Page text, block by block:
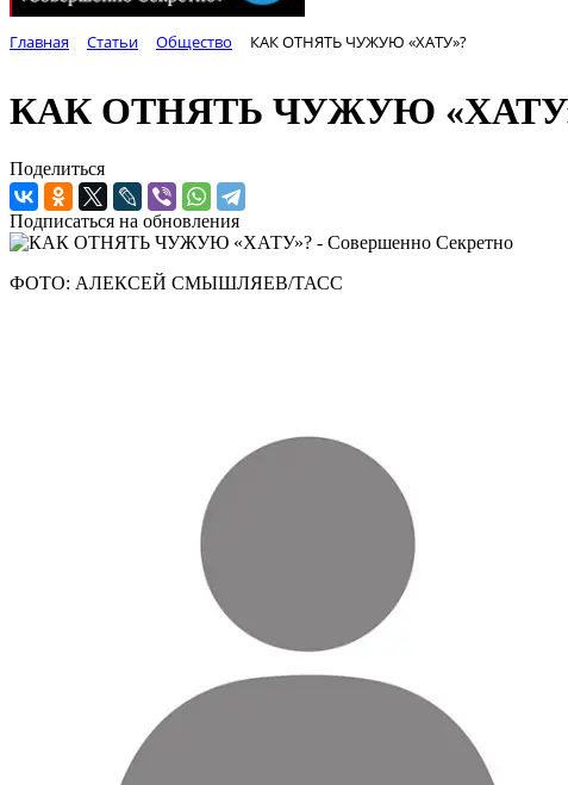
Главная Статьи Общество КАК ОТНЯТЬ ЧУЖУЮ «ХАТУ»?
КАК ОТНЯТЬ ЧУЖУЮ
Поделиться
Подписаться на обновления
ФОТО: АЛЕКСЕЙ СМЫШЛЯЕВ/ТАСС